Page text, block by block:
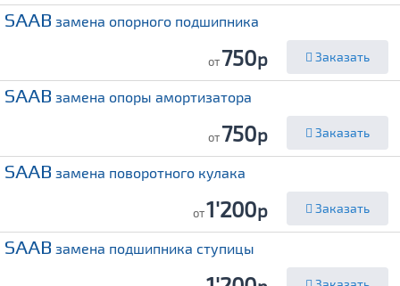
SAAB замена опорного подшипника
от750р Заказать
SAAB замена опоры амортизатора
от750р Заказать
SAAB замена поворотного кулака
от1'200р Заказать
SAAB замена подшипника ступицы